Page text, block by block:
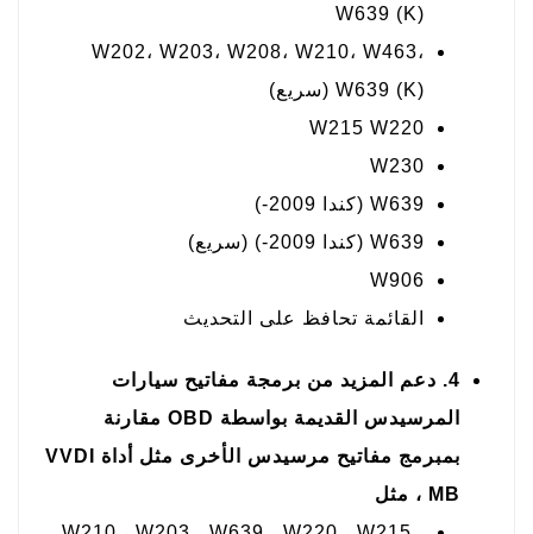
W639 (K)
W202، W203، W208، W210، W463،
W639 (K) (سريع)
W215 W220
W230
W639 (كندا 2009-)
W639 (كندا 2009-) (سريع)
W906
القائمة تحافظ على التحديث
4. دعم المزيد من برمجة مفاتيح سيارات
المرسيدس القديمة بواسطة OBD مقارنة
بمبرمج مفاتيح مرسيدس الأخرى مثل أداة VVDI
MB ، مثل